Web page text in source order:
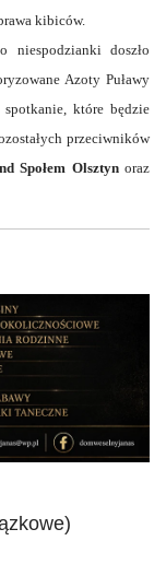
kibiców.
niespodzianki doszło
Azoty Puławy
które będzie
przeciwników
Społem Olsztynoraz